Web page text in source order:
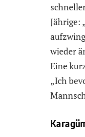
Jährige:
wieder
Eine
„Ich